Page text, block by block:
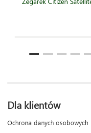
Dla klientów
Ochrona danych osobowych